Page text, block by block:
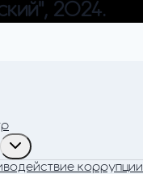
2024.
Toggle
child
menu
коррупции